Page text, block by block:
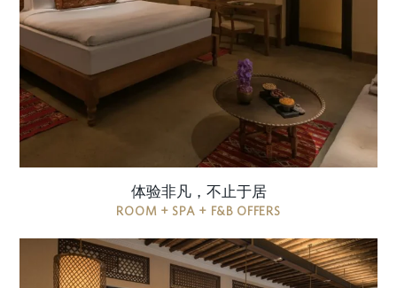
围中放松身心，沉浸在贴心的舒适与宁静的魅力之
中，尽享真正的松弛体验。 常住价格如下 AED
13,500 单人/双人 每晚房费 AE ...
体验非凡，不止于居
ROOM + SPA + F&B OFFERS